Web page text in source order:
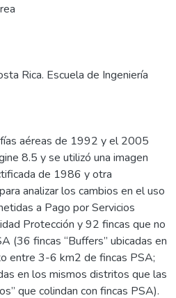
Rica. Escuela de Ingeniería
aéreas de 1992 y el 2005
8.5 y se utilizó una imagen
de 1986 y otra
analizar los cambios en el uso
a Pago por Servicios
Protección y 92 fincas que no
(36 fincas “Buffers” ubicadas en
entre 3-6 km2 de fincas PSA;
en los mismos distritos que las
que colindan con fincas PSA).